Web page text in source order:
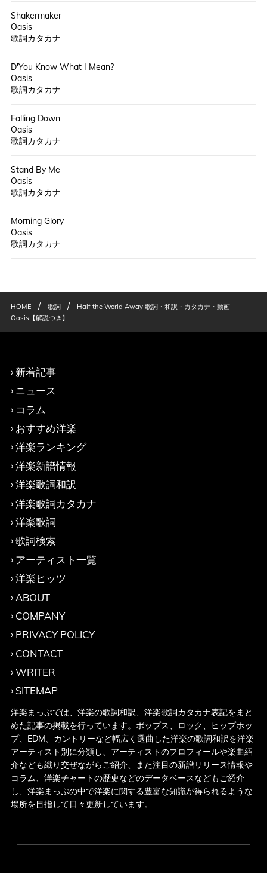
Shakermaker
Oasis
歌詞カタカナ
D'You Know What I Mean?
Oasis
歌詞カタカナ
Falling Down
Oasis
歌詞カタカナ
Stand By Me
Oasis
歌詞カタカナ
Morning Glory
Oasis
歌詞カタカナ
HOME / 歌詞 /
Half the World Away 歌詞・和訳・カタカナ・動画
Oasis【解説つき】
新着記事
ニュース
コラム
おすすめ洋楽
洋楽ランキング
洋楽新譜情報
洋楽歌詞和訳
洋楽歌詞カタカナ
洋楽歌詞
歌詞検索
アーティスト一覧
洋楽ヒッツ
ABOUT
COMPANY
PRIVACY POLICY
CONTACT
WRITER
SITEMAP
洋楽まっぷでは、洋楽の歌詞和訳、洋楽歌詞カタカナ表記をまと
めた記事の掲載を行っています。ポップス、ロック、ヒップホッ
プ、EDM、カントリーなど幅広く選曲した洋楽の歌詞和訳を洋楽
アーティスト別に分類し、アーティストのプロフィールや楽曲紹
介なども織り交ぜながらご紹介、また注目の新譜リリース情報や
コラム、洋楽チャートの歴史などのデータベースなどもご紹介
し、洋楽まっぷの中で洋楽に関する豊富な知識が得られるような
場所を目指して日々更新しています。